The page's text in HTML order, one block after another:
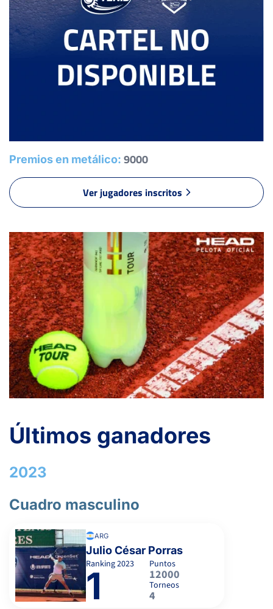
Premios en metálico: 9000
Ver jugadores inscritos
Últimos ganadores
2023
Cuadro masculino
ARG
Julio César Porras
Ranking2023
1 Puntos
12000
Torneos
4